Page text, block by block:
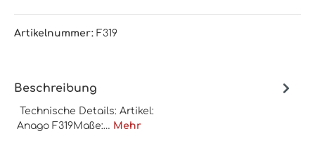
Artikelnummer: F319
Beschreibung
Technische Details: Artikel:
Anago F319Maße:… Mehr